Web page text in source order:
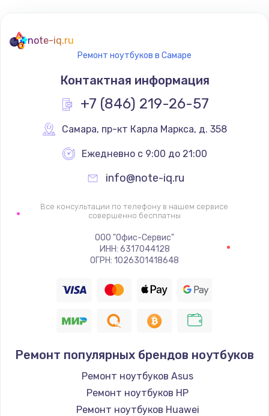
note-iq.ru
Ремонт ноутбуков в Самаре
Контактная информация
+7 (846) 219-26-57
Самара, пр-кт Карла Маркса, д. 358
Ежедневно с 9:00 до 21:00
info@note-iq.ru
Все консультации по телефону в нашем сервисе
совершенно бесплатны
ООО "Офис-Сервис"
ИНН: 6317044128
ОГРН: 1026301418648
Ремонт популярных брендов ноутбуков
Ремонт ноутбуков Asus
Ремонт ноутбуков HP
Ремонт ноутбуков Huawei